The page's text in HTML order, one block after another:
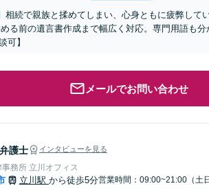
相続で親族と揉めてしまい、心身ともに疲弊し
る前の遺言書作成まで幅広く対応。専門用語も
可】
メールでお問い合わせ
弁護士 インタビューを見る
務所 立川オフィス
立川駅 から徒歩5分営業時間：09:00~21:00（土